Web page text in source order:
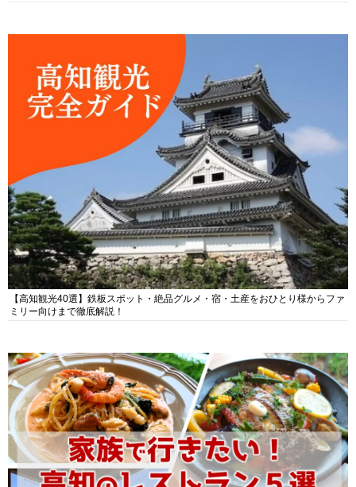
【高知観光40選】鉄板スポット・絶品グルメ・宿・土産をおひとり様からファ
ミリー向けまで徹底解説！